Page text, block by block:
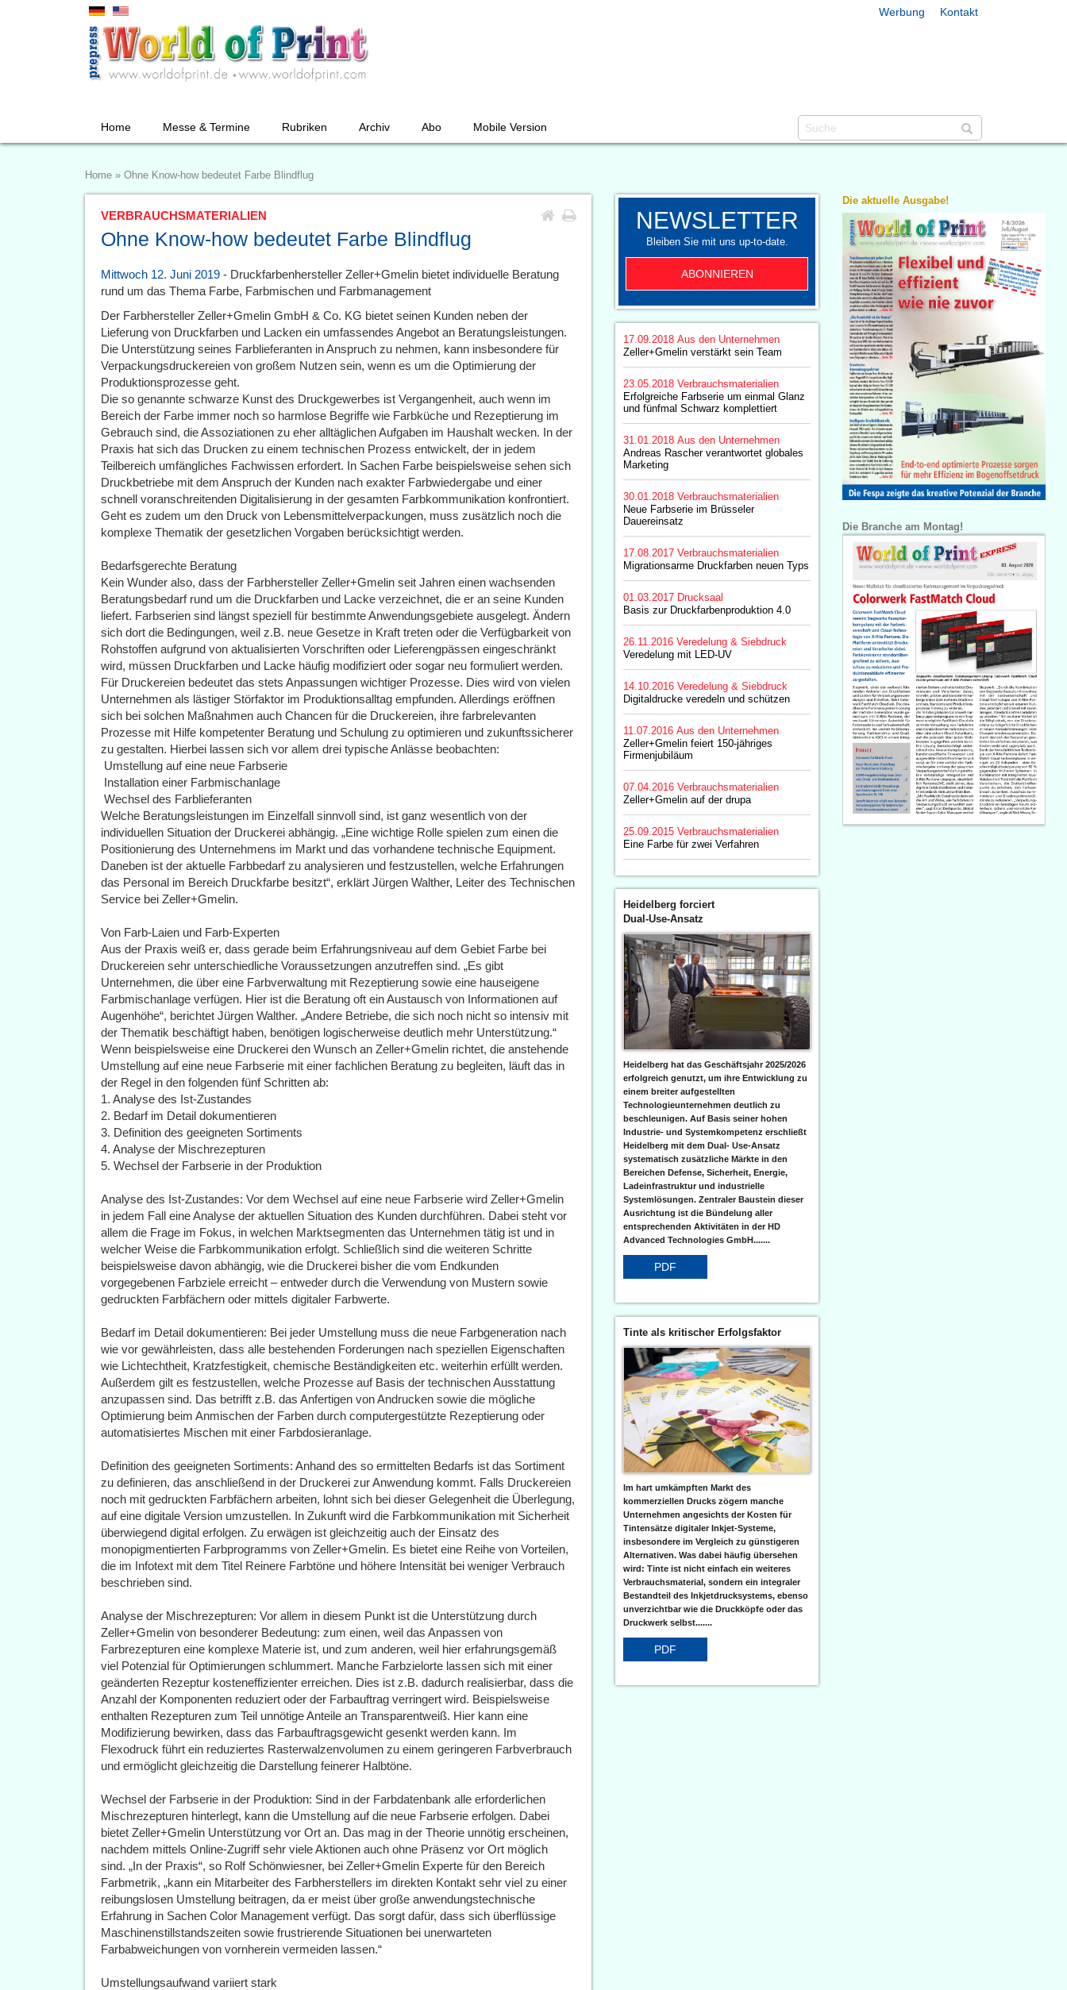
Werbung Kontakt
Home Messe & Termine Rubriken Archiv Abo Mobile Version
Home » Ohne Know-how bedeutet Farbe Blindflug
VERBRAUCHSMATERIALIEN
Ohne Know-how bedeutet Farbe Blindflug
Mittwoch 12. Juni 2019 - Druckfarbenhersteller Zeller+Gmelin bietet individuelle Beratung
rund um das Thema Farbe, Farbmischen und Farbmanagement
Der Farbhersteller Zeller+Gmelin GmbH & Co. KG bietet seinen Kunden neben der
Lieferung von Druckfarben und Lacken ein umfassendes Angebot an Beratungsleistungen.
Die Unterstützung seines Farblieferanten in Anspruch zu nehmen, kann insbesondere für
Verpackungsdruckereien von großem Nutzen sein, wenn es um die Optimierung der
Produktionsprozesse geht.
Die so genannte schwarze Kunst des Druckgewerbes ist Vergangenheit, auch wenn im
Bereich der Farbe immer noch so harmlose Begriffe wie Farbküche und Rezeptierung im
Gebrauch sind, die Assoziationen zu eher alltäglichen Aufgaben im Haushalt wecken. In der
Praxis hat sich das Drucken zu einem technischen Prozess entwickelt, der in jedem
Teilbereich umfängliches Fachwissen erfordert. In Sachen Farbe beispielsweise sehen sich
Druckbetriebe mit dem Anspruch der Kunden nach exakter Farbwiedergabe und einer
schnell voranschreitenden Digitalisierung in der gesamten Farbkommunikation konfrontiert.
Geht es zudem um den Druck von Lebensmittelverpackungen, muss zusätzlich noch die
komplexe Thematik der gesetzlichen Vorgaben berücksichtigt werden.
Bedarfsgerechte Beratung
Kein Wunder also, dass der Farbhersteller Zeller+Gmelin seit Jahren einen wachsenden
Beratungsbedarf rund um die Druckfarben und Lacke verzeichnet, die er an seine Kunden
liefert. Farbserien sind längst speziell für bestimmte Anwendungsgebiete ausgelegt. Ändern
sich dort die Bedingungen, weil z.B. neue Gesetze in Kraft treten oder die Verfügbarkeit von
Rohstoffen aufgrund von aktualisierten Vorschriften oder Lieferengpässen eingeschränkt
wird, müssen Druckfarben und Lacke häufig modifiziert oder sogar neu formuliert werden.
Für Druckereien bedeutet das stets Anpassungen wichtiger Prozesse. Dies wird von vielen
Unternehmen als lästiger Störfaktor im Produktionsalltag empfunden. Allerdings eröffnen
sich bei solchen Maßnahmen auch Chancen für die Druckereien, ihre farbrelevanten
Prozesse mit Hilfe kompetenter Beratung und Schulung zu optimieren und zukunftssicherer
zu gestalten. Hierbei lassen sich vor allem drei typische Anlässe beobachten:
 Umstellung auf eine neue Farbserie
 Installation einer Farbmischanlage
 Wechsel des Farblieferanten
Welche Beratungsleistungen im Einzelfall sinnvoll sind, ist ganz wesentlich von der
individuellen Situation der Druckerei abhängig. „Eine wichtige Rolle spielen zum einen die
Positionierung des Unternehmens im Markt und das vorhandene technische Equipment.
Daneben ist der aktuelle Farbbedarf zu analysieren und festzustellen, welche Erfahrungen
das Personal im Bereich Druckfarbe besitzt“, erklärt Jürgen Walther, Leiter des Technischen
Service bei Zeller+Gmelin.
Von Farb-Laien und Farb-Experten
Aus der Praxis weiß er, dass gerade beim Erfahrungsniveau auf dem Gebiet Farbe bei
Druckereien sehr unterschiedliche Voraussetzungen anzutreffen sind. „Es gibt
Unternehmen, die über eine Farbverwaltung mit Rezeptierung sowie eine hauseigene
Farbmischanlage verfügen. Hier ist die Beratung oft ein Austausch von Informationen auf
Augenhöhe“, berichtet Jürgen Walther. „Andere Betriebe, die sich noch nicht so intensiv mit
der Thematik beschäftigt haben, benötigen logischerweise deutlich mehr Unterstützung.“
Wenn beispielsweise eine Druckerei den Wunsch an Zeller+Gmelin richtet, die anstehende
Umstellung auf eine neue Farbserie mit einer fachlichen Beratung zu begleiten, läuft das in
der Regel in den folgenden fünf Schritten ab:
1. Analyse des Ist-Zustandes
2. Bedarf im Detail dokumentieren
3. Definition des geeigneten Sortiments
4. Analyse der Mischrezepturen
5. Wechsel der Farbserie in der Produktion
Analyse des Ist-Zustandes: Vor dem Wechsel auf eine neue Farbserie wird Zeller+Gmelin
in jedem Fall eine Analyse der aktuellen Situation des Kunden durchführen. Dabei steht vor
allem die Frage im Fokus, in welchen Marktsegmenten das Unternehmen tätig ist und in
welcher Weise die Farbkommunikation erfolgt. Schließlich sind die weiteren Schritte
beispielsweise davon abhängig, wie die Druckerei bisher die vom Endkunden
vorgegebenen Farbziele erreicht – entweder durch die Verwendung von Mustern sowie
gedruckten Farbfächern oder mittels digitaler Farbwerte.
Bedarf im Detail dokumentieren: Bei jeder Umstellung muss die neue Farbgeneration nach
wie vor gewährleisten, dass alle bestehenden Forderungen nach speziellen Eigenschaften
wie Lichtechtheit, Kratzfestigkeit, chemische Beständigkeiten etc. weiterhin erfüllt werden.
Außerdem gilt es festzustellen, welche Prozesse auf Basis der technischen Ausstattung
anzupassen sind. Das betrifft z.B. das Anfertigen von Andrucken sowie die mögliche
Optimierung beim Anmischen der Farben durch computergestützte Rezeptierung oder
automatisiertes Mischen mit einer Farbdosieranlage.
Definition des geeigneten Sortiments: Anhand des so ermittelten Bedarfs ist das Sortiment
zu definieren, das anschließend in der Druckerei zur Anwendung kommt. Falls Druckereien
noch mit gedruckten Farbfächern arbeiten, lohnt sich bei dieser Gelegenheit die Überlegung,
auf eine digitale Version umzustellen. In Zukunft wird die Farbkommunikation mit Sicherheit
überwiegend digital erfolgen. Zu erwägen ist gleichzeitig auch der Einsatz des
monopigmentierten Farbprogramms von Zeller+Gmelin. Es bietet eine Reihe von Vorteilen,
die im Infotext mit dem Titel Reinere Farbtöne und höhere Intensität bei weniger Verbrauch
beschrieben sind.
Analyse der Mischrezepturen: Vor allem in diesem Punkt ist die Unterstützung durch
Zeller+Gmelin von besonderer Bedeutung: zum einen, weil das Anpassen von
Farbrezepturen eine komplexe Materie ist, und zum anderen, weil hier erfahrungsgemäß
viel Potenzial für Optimierungen schlummert. Manche Farbzielorte lassen sich mit einer
geänderten Rezeptur kosteneffizienter erreichen. Dies ist z.B. dadurch realisierbar, dass die
Anzahl der Komponenten reduziert oder der Farbauftrag verringert wird. Beispielsweise
enthalten Rezepturen zum Teil unnötige Anteile an Transparentweiß. Hier kann eine
Modifizierung bewirken, dass das Farbauftragsgewicht gesenkt werden kann. Im
Flexodruck führt ein reduziertes Rasterwalzenvolumen zu einem geringeren Farbverbrauch
und ermöglicht gleichzeitig die Darstellung feinerer Halbtöne.
Wechsel der Farbserie in der Produktion: Sind in der Farbdatenbank alle erforderlichen
Mischrezepturen hinterlegt, kann die Umstellung auf die neue Farbserie erfolgen. Dabei
bietet Zeller+Gmelin Unterstützung vor Ort an. Das mag in der Theorie unnötig erscheinen,
nachdem mittels Online-Zugriff sehr viele Aktionen auch ohne Präsenz vor Ort möglich
sind. „In der Praxis“, so Rolf Schönwiesner, bei Zeller+Gmelin Experte für den Bereich
Farbmetrik, „kann ein Mitarbeiter des Farbherstellers im direkten Kontakt sehr viel zu einer
reibungslosen Umstellung beitragen, da er meist über große anwendungstechnische
Erfahrung in Sachen Color Management verfügt. Das sorgt dafür, dass sich überflüssige
Maschinenstillstandszeiten sowie frustrierende Situationen bei unerwarteten
Farbabweichungen von vornherein vermeiden lassen.“
Umstellungsaufwand variiert stark
NEWSLETTER
Bleiben Sie mit uns up-to-date.
ABONNIEREN
17.09.2018 Aus den Unternehmen
Zeller+Gmelin verstärkt sein Team
23.05.2018 Verbrauchsmaterialien
Erfolgreiche Farbserie um einmal Glanz
und fünfmal Schwarz komplettiert
31.01.2018 Aus den Unternehmen
Andreas Rascher verantwortet globales
Marketing
30.01.2018 Verbrauchsmaterialien
Neue Farbserie im Brüsseler
Dauereinsatz
17.08.2017 Verbrauchsmaterialien
Migrationsarme Druckfarben neuen Typs
01.03.2017 Drucksaal
Basis zur Druckfarbenproduktion 4.0
26.11.2016 Veredelung & Siebdruck
Veredelung mit LED-UV
14.10.2016 Veredelung & Siebdruck
Digitaldrucke veredeln und schützen
11.07.2016 Aus den Unternehmen
Zeller+Gmelin feiert 150-jähriges
Firmenjubiläum
07.04.2016 Verbrauchsmaterialien
Zeller+Gmelin auf der drupa
25.09.2015 Verbrauchsmaterialien
Eine Farbe für zwei Verfahren
Heidelberg forciert
Dual-Use-Ansatz
Heidelberg hat das Geschäftsjahr 2025/2026
erfolgreich genutzt, um ihre Entwicklung zu
einem breiter aufgestellten
Technologieunternehmen deutlich zu
beschleunigen. Auf Basis seiner hohen
Industrie- und Systemkompetenz erschließt
Heidelberg mit dem Dual- Use-Ansatz
systematisch zusätzliche Märkte in den
Bereichen Defense, Sicherheit, Energie,
Ladeinfrastruktur und industrielle
Systemlösungen. Zentraler Baustein dieser
Ausrichtung ist die Bündelung aller
entsprechenden Aktivitäten in der HD
Advanced Technologies GmbH.......
PDF
Tinte als kritischer Erfolgsfaktor
Im hart umkämpften Markt des
kommerziellen Drucks zögern manche
Unternehmen angesichts der Kosten für
Tintensätze digitaler Inkjet-Systeme,
insbesondere im Vergleich zu günstigeren
Alternativen. Was dabei häufig übersehen
wird: Tinte ist nicht einfach ein weiteres
Verbrauchsmaterial, sondern ein integraler
Bestandteil des Inkjetdrucksystems, ebenso
unverzichtbar wie die Druckköpfe oder das
Druckwerk selbst.......
PDF
Die aktuelle Ausgabe!
Die Branche am Montag!